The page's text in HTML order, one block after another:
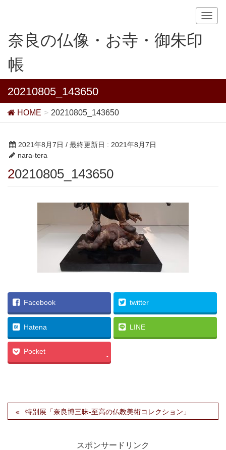
T
v
奈良の仏像・お寺・御朱印
帳
20210805_143650
HOME 20210805_143650
2021年8月7日 / 最終更新日 : 2021年8月7日
nara-tera
20210805_143650
Facebook twitter
Hatena LINE
Pocket
-
特別展「奈良博三昧-至高の仏教美術コレクション」
スポンサードリンク